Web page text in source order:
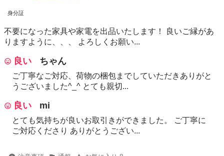
身分証
不要になった家具や家電を出品いたします！ 良いご縁があ
りますように、、、 よろしくお願い...
良い ちゃん
ご丁寧なご対応、荷物の梱包までしていただきありがと
うございました^_^ とても親切...
良い mi
とても気持ちが良いお取引きができました。 ご丁寧に
ご対応くださり ありがとうござい...